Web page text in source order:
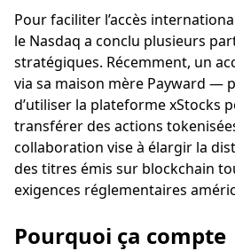
Pour faciliter l’accès
le Nasdaq a conclu plusieurs
stratégiques. Récemment, un
via sa maison mère Payward —
d’utiliser la plateforme xStocks
transférer des actions
collaboration vise à élargir la
des titres émis sur blockchain
exigences réglementaires
Pourquoi ça compte